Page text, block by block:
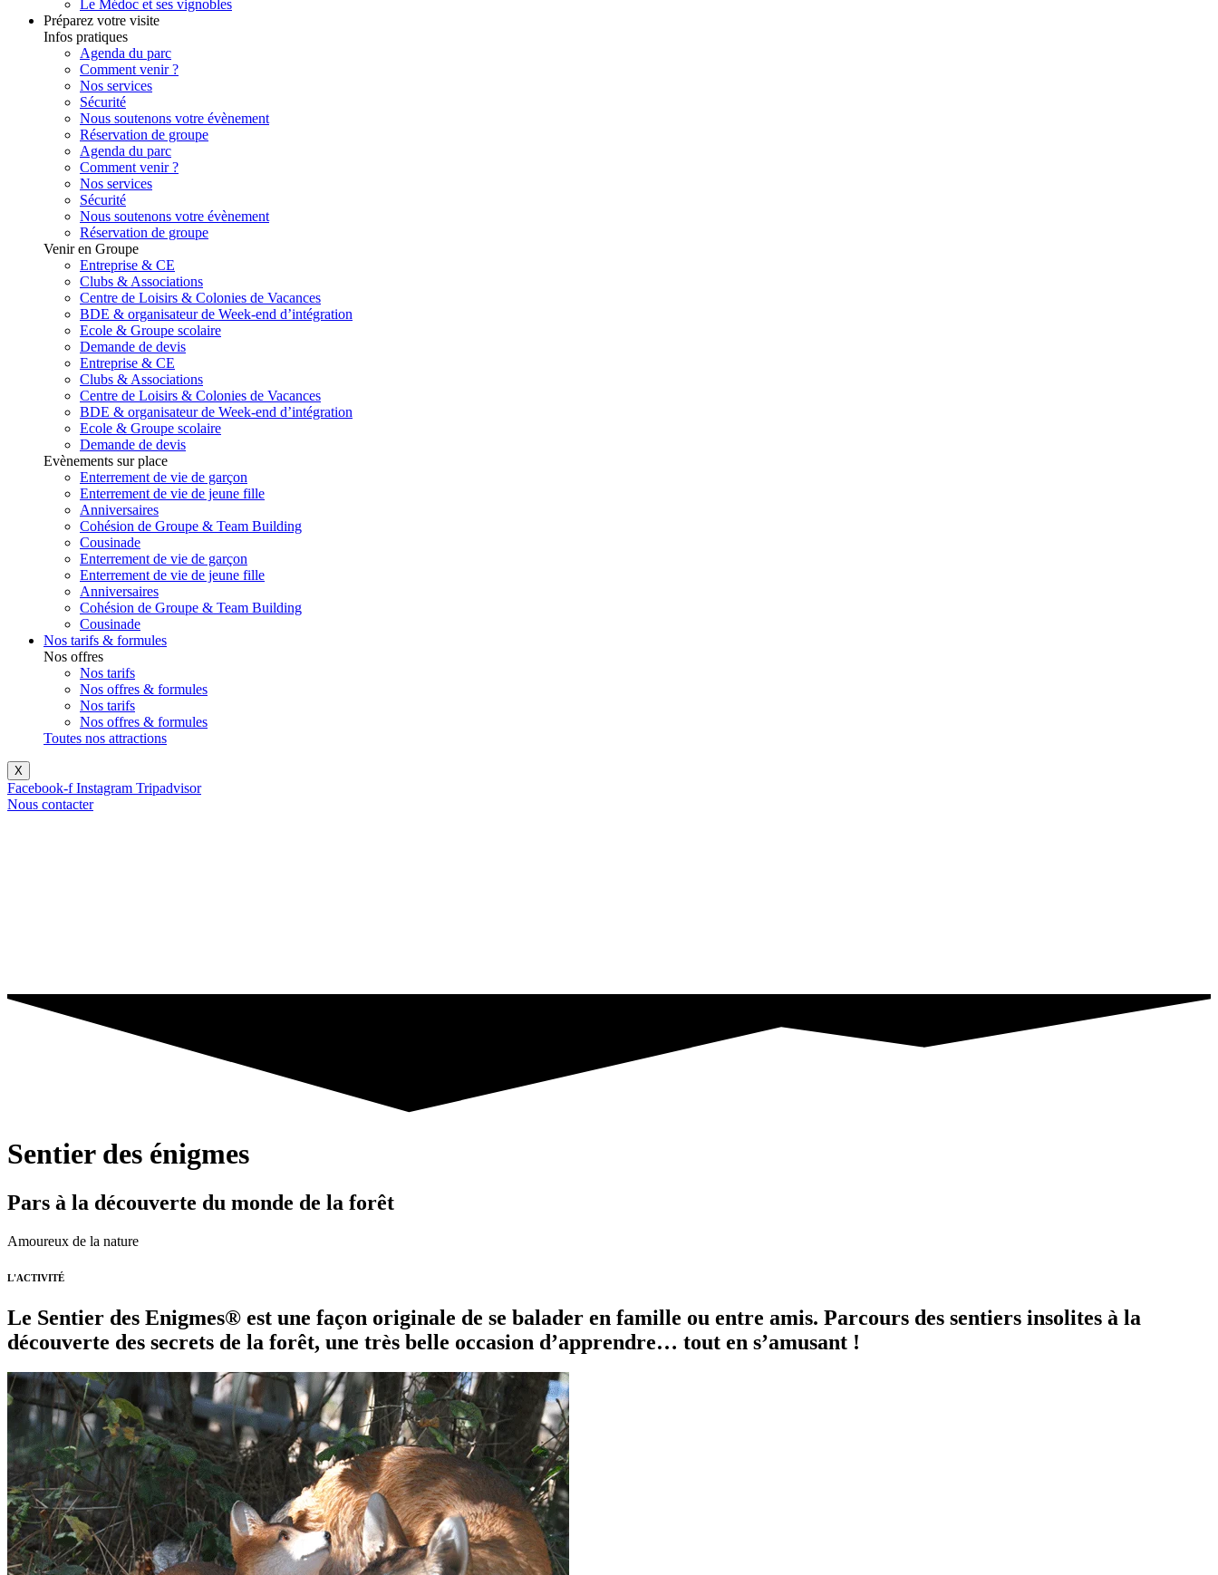
Le Médoc et ses vignobles
Préparez votre visite
Infos pratiques
Agenda du parc
Comment venir ?
Nos services
Sécurité
Nous soutenons votre évènement
Réservation de groupe
Agenda du parc
Comment venir ?
Nos services
Sécurité
Nous soutenons votre évènement
Réservation de groupe
Venir en Groupe
Entreprise & CE
Clubs & Associations
Centre de Loisirs & Colonies de Vacances
BDE & organisateur de Week-end d’intégration
Ecole & Groupe scolaire
Demande de devis
Entreprise & CE
Clubs & Associations
Centre de Loisirs & Colonies de Vacances
BDE & organisateur de Week-end d’intégration
Ecole & Groupe scolaire
Demande de devis
Evènements sur place
Enterrement de vie de garçon
Enterrement de vie de jeune fille
Anniversaires
Cohésion de Groupe & Team Building
Cousinade
Enterrement de vie de garçon
Enterrement de vie de jeune fille
Anniversaires
Cohésion de Groupe & Team Building
Cousinade
Nos tarifs & formules
Nos offres
Nos tarifs
Nos offres & formules
Nos tarifs
Nos offres & formules
Toutes nos attractions
X
Facebook-f Instagram Tripadvisor
Nous contacter
Sentier des énigmes
Pars à la découverte du monde de la forêt
Amoureux de la nature
L'ACTIVITÉ
Le Sentier des Enigmes® est une façon originale de se balader en famille ou entre amis. Parcours des sentiers insolites à la
découverte des secrets de la forêt, une très belle occasion d’apprendre… tout en s’amusant !